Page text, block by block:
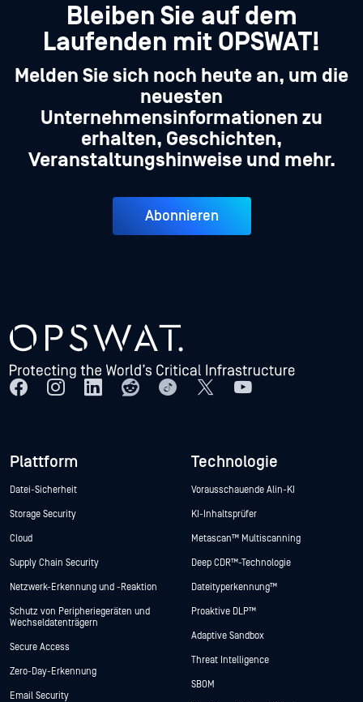
Bleiben Sie auf dem
Laufenden mit OPSWAT!
Melden Sie sich noch heute an, um die
neuesten
Unternehmensinformationen zu
erhalten, Geschichten,
Veranstaltungshinweise und mehr.
Abonnieren
Plattform
Datei-Sicherheit
Storage Security
Cloud
Supply Chain Security
Netzwerk-Erkennung und -Reaktion
Schutz von Peripheriegeräten und
Wechseldatenträgern
Secure Access
Zero-Day-Erkennung
Email Security
Technologie
Vorausschauende Alin-KI
KI-Inhaltsprüfer
Metascan™ Multiscanning
Deep CDR™-Technologie
Dateityperkennung™
Proaktive DLP™
Adaptive Sandbox
Threat Intelligence
SBOM